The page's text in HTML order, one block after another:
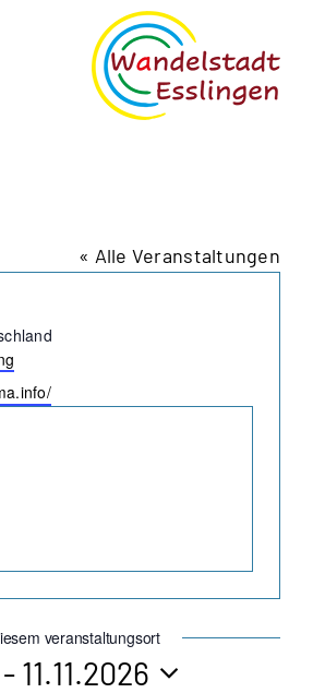
« Alle Veranstaltungen
veranstaltungsort
- 11.11.2026